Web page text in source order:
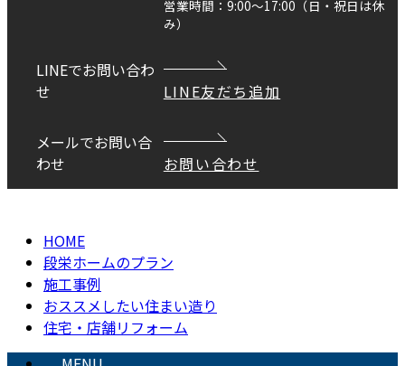
営業時間：9:00～17:00（日・祝日は休
み）
LINEでお問い合わ
せ
LINE友だち追加
メールでお問い合
わせ
お問い合わせ
HOME
段栄ホームのプラン
施工事例
おススメしたい住まい造り
住宅・店舗リフォーム